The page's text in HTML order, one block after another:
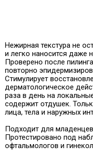
Нежирная текстура не
и легко наносится даже
Проверено после
повторно
Стимулирует
дерматологическое
раза в день на
содержит отдушек.
лица, тела и наружных
Подходит для
Протестировано под
офтальмологов и